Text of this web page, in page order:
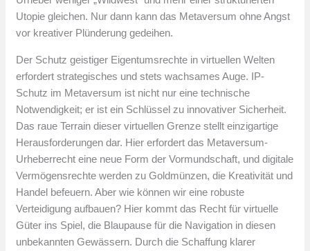
Utopie gleichen. Nur dann kann das Metaversum ohne Angst
vor kreativer Plünderung gedeihen.
Der Schutz geistiger Eigentumsrechte in virtuellen Welten
erfordert strategisches und stets wachsames Auge. IP-
Schutz im Metaversum ist nicht nur eine technische
Notwendigkeit; er ist ein Schlüssel zu innovativer Sicherheit.
Das raue Terrain dieser virtuellen Grenze stellt einzigartige
Herausforderungen dar. Hier erfordert das Metaversum-
Urheberrecht eine neue Form der Vormundschaft, und digitale
Vermögensrechte werden zu Goldmünzen, die Kreativität und
Handel befeuern. Aber wie können wir eine robuste
Verteidigung aufbauen? Hier kommt das Recht für virtuelle
Güter ins Spiel, die Blaupause für die Navigation in diesen
unbekannten Gewässern. Durch die Schaffung klarer